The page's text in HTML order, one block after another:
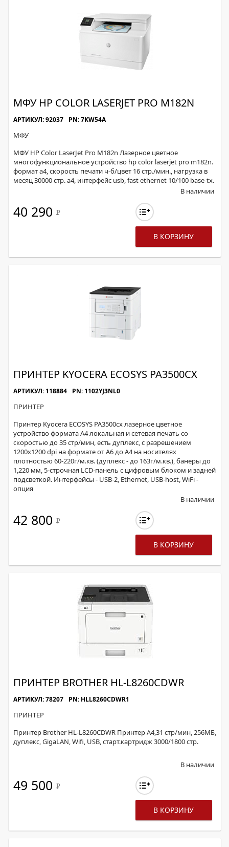
МФУ HP COLOR LASERJET PRO M182N
АРТИКУЛ: 92037 PN: 7KW54A
МФУ
МФУ HP Color LaserJet Pro M182n Лазерное цветное
многофункциональное устройство hp color laserjet pro m182n.
формат a4, скорость печати ч-б/цвет 16 стр./мин., нагрузка в
месяц 30000 стр. a4, интерфейс usb, fast ethernet 10/100 base-tx.
В наличии
40 290 Р
В КОРЗИНУ
ПРИНТЕР KYOCERA ECOSYS PA3500CX
АРТИКУЛ: 118884 PN: 1102YJ3NL0
ПРИНТЕР
Принтер Kyocera ECOSYS PA3500cx лазерное цветное
устройство формата А4 локальная и сетевая печать со
скоростью до 35 стр/мин, есть дуплекс, с разрешением
1200х1200 dpi на формате от А6 до А4 на носителях
плотностью 60-220г/м.кв. (дуплекс - до 163г/м.кв.), банеры до
1,220 мм, 5-строчная LCD-панель с цифровым блоком и задней
подсветкой. Интерфейсы - USB-2, Ethernet, USB-host, WiFi -
опция
В наличии
42 800 Р
В КОРЗИНУ
ПРИНТЕР BROTHER HL-L8260CDWR
АРТИКУЛ: 78207 PN: HLL8260CDWR1
ПРИНТЕР
Принтер Brother HL-L8260CDWR Принтер A4,31 стр/мин, 256МБ,
дуплекс, GigaLAN, Wifi, USB, старт.картридж 3000/1800 стр.
В наличии
49 500 Р
В КОРЗИНУ